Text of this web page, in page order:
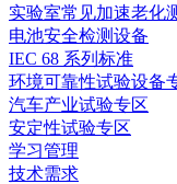
实验室常见加速老化
电池安全检测设备
IEC 68 系列标准
环境可靠性试验设备
汽车产业试验专区
安定性试验专区
学习管理
技术需求